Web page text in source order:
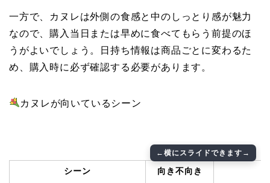
一方で、カヌレは外側の食感と中のしっとり感が魅力
なので、購入当日または早めに食べてもらう前提のほ
うがよいでしょう。日持ち情報は商品ごとに変わるた
め、購入時に必ず確認する必要があります。
カヌレが向いているシーン
シーン 向き不向き